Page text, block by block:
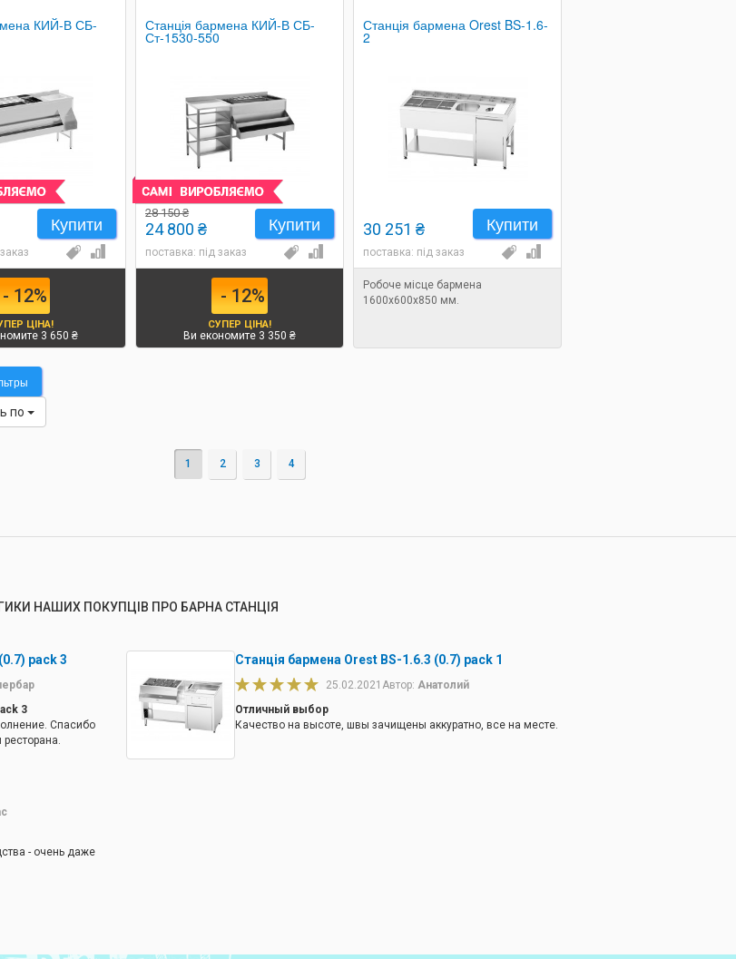
КИЙ-В СБ-
Купити
- 12%
ЦІНА!
3 650 ₴
Станція бармена КИЙ-В СБ-
Ст-1530-550
Купити
28 150 ₴
24 800 ₴
поставка: під заказ
- 12%
СУПЕР ЦІНА!
Ви економите 3 350 ₴
Станція бармена Orest BS-1.6-
2
Купити
30 251 ₴
поставка: під заказ
Робоче місце бармена
1600х600х850 мм.
по
1 2 3 4
НАШИХ ПОКУПЦІВ ПРО БАРНА СТАНЦІЯ
pack 3
3
Спасибо
Станція бармена Orest BS-1.6.3 (0.7) pack 1
25.02.2021 Автор: Анатолий
Отличный выбор
Качество на высоте, швы зачищены аккуратно, все на месте.
- очень даже